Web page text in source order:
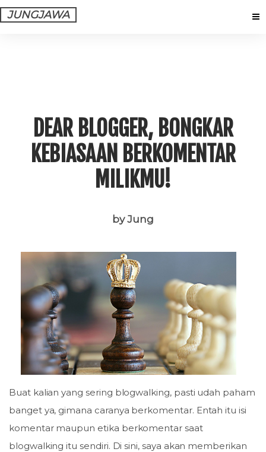
JUNGJAWA
DEAR BLOGGER, BONGKAR
KEBIASAAN BERKOMENTAR
MILIKMU!
by Jung
Buat kalian yang sering blogwalking, pasti udah paham
banget ya, gimana caranya berkomentar. Entah itu isi
komentar maupun etika berkomentar saat
blogwalking itu sendiri. Di sini, saya akan memberikan